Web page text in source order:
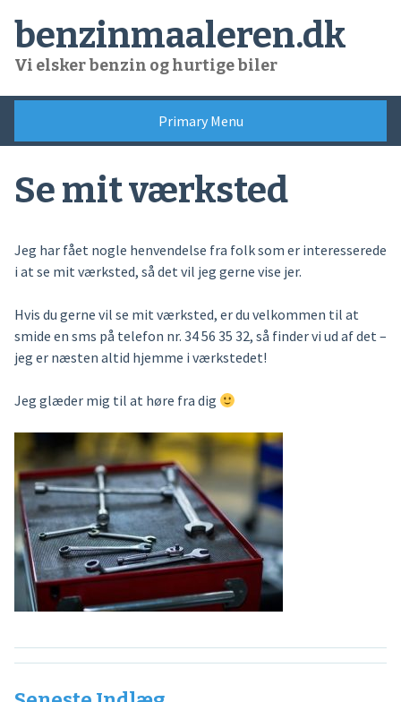
content
benzinmaaleren.dk
Vi elsker benzin og hurtige biler
Primary Menu
Se mit værksted
Jeg har fået nogle henvendelse fra folk som er interesserede
i at se mit værksted, så det vil jeg gerne vise jer.
Hvis du gerne vil se mit værksted, er du velkommen til at
smide en sms på telefon nr. 34 56 35 32, så finder vi ud af det –
jeg er næsten altid hjemme i værkstedet!
Jeg glæder mig til at høre fra dig